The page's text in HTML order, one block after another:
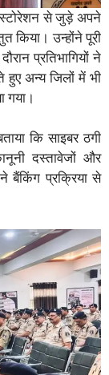
से जुड़े अपने
किया। उन्होंने पूरी
प्रतिभागियों ने
हुए अन्य जिलों में भी
गया।
कि साइबर ठगी
दस्तावेजों और
बैंकिंग प्रक्रिया से